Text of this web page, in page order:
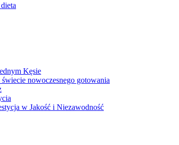
Kęsie
nowoczesnego gotowania
w Jakość i Niezawodność